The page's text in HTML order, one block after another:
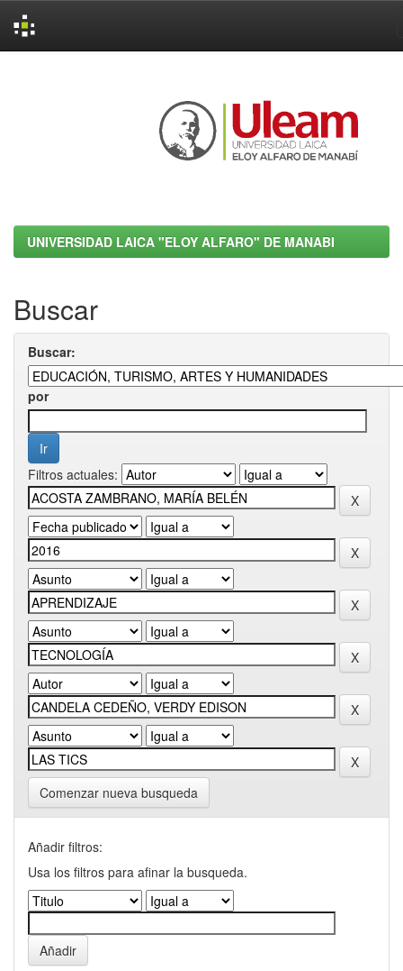
UNIVERSIDAD LAICA "ELOY ALFARO" DE MANABI
Buscar
Buscar:
por
Filtros actuales:
Comenzar nueva busqueda
Añadir filtros:
Usa los filtros para afinar la busqueda.